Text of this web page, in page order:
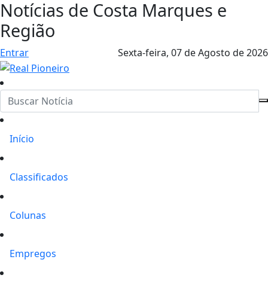
Notícias de Costa Marques e
Região
Entrar Sexta-feira, 07 de Agosto de 2026
Início
Classificados
Colunas
Empregos